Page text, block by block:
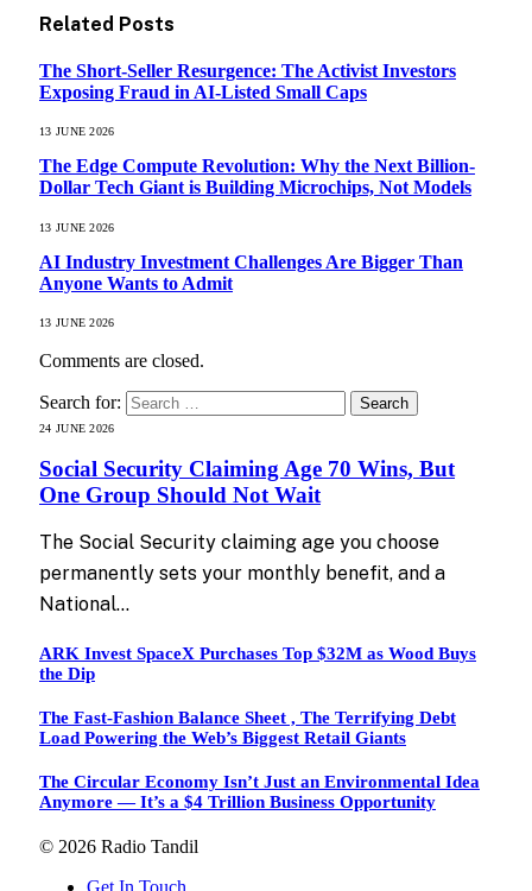
Related Posts
The Short-Seller Resurgence: The Activist Investors
Exposing Fraud in AI-Listed Small Caps
13 JUNE 2026
The Edge Compute Revolution: Why the Next Billion-
Dollar Tech Giant is Building Microchips, Not Models
13 JUNE 2026
AI Industry Investment Challenges Are Bigger Than
Anyone Wants to Admit
13 JUNE 2026
Comments are closed.
Search for:
24 JUNE 2026
Social Security Claiming Age 70 Wins, But
One Group Should Not Wait
The Social Security claiming age you choose
permanently sets your monthly benefit, and a
National…
ARK Invest SpaceX Purchases Top $32M as Wood Buys
the Dip
The Fast-Fashion Balance Sheet , The Terrifying Debt
Load Powering the Web’s Biggest Retail Giants
The Circular Economy Isn’t Just an Environmental Idea
Anymore — It’s a $4 Trillion Business Opportunity
© 2026 Radio Tandil
Get In Touch